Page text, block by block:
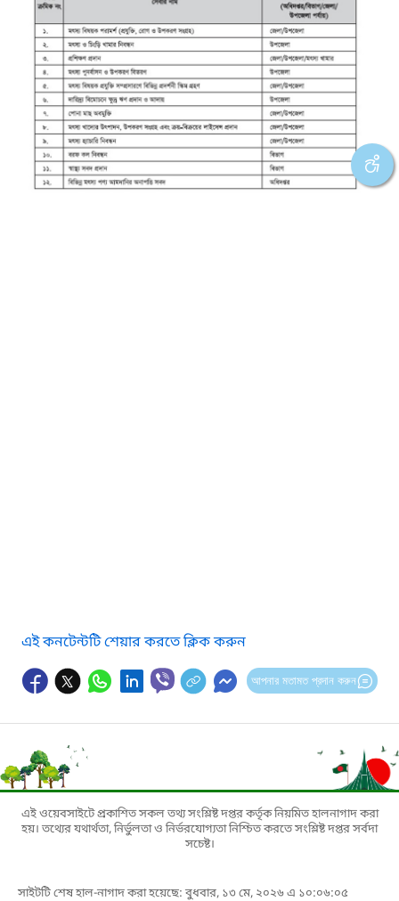
এই কনটেন্টটি শেয়ার করতে ক্লিক করুন
আপনার মতামত প্রদান করুন
এই ওয়েবসাইটে প্রকাশিত সকল তথ্য সংশ্লিষ্ট দপ্তর কর্তৃক নিয়মিত হালনাগাদ করা
হয়। তথ্যের যথার্থতা, নির্ভুলতা ও নির্ভরযোগ্যতা নিশ্চিত করতে সংশ্লিষ্ট দপ্তর সর্বদা
সচেষ্ট।
সাইটটি শেষ হাল-নাগাদ করা হয়েছে: বুধবার, ১৩ মে, ২০২৬ এ ১০:০৬:০৫